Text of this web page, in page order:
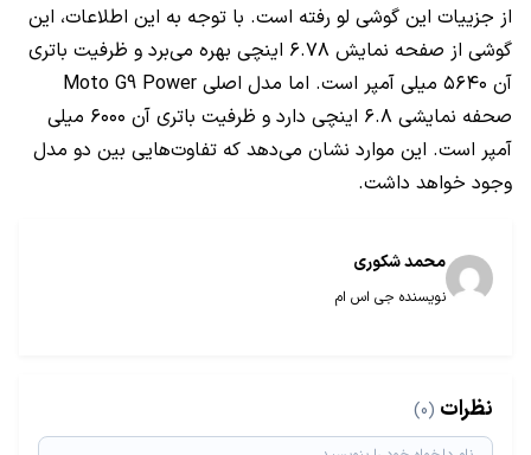
از جزییات این گوشی لو رفته است. با توجه به این اطلاعات، این
گوشی از صفحه نمایش ۶.۷۸ اینچی بهره می‌برد و ظرفیت باتری
آن ۵۶۴۰ میلی آمپر است. اما مدل اصلی Moto G9 Power
صحفه نمایشی ۶.۸ اینچی دارد و ظرفیت باتری آن ۶۰۰۰ میلی
آمپر است. این موارد نشان می‌دهد که تفاوت‌هایی بین دو مدل
وجود خواهد داشت.
محمد شکوری
نویسنده جی اس ام
نظرات (0)